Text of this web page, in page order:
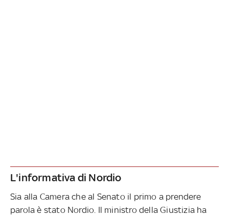
L'informativa di Nordio
Sia alla Camera che al Senato il primo a prendere
parola è stato Nordio. Il ministro della Giustizia ha